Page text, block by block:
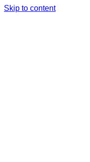
Skip to content